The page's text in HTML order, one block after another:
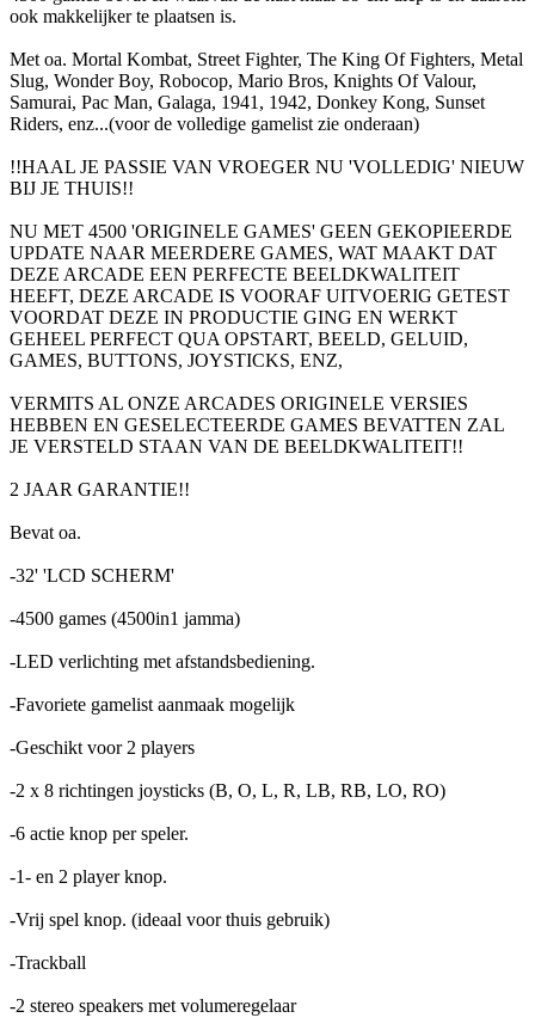
ook makkelijker te plaatsen is.
Met oa. Mortal Kombat, Street Fighter, The King Of Fighters, Metal
Slug, Wonder Boy, Robocop, Mario Bros, Knights Of Valour,
Samurai, Pac Man, Galaga, 1941, 1942, Donkey Kong, Sunset
Riders, enz...(voor de volledige gamelist zie onderaan)
!!HAAL JE PASSIE VAN VROEGER NU 'VOLLEDIG' NIEUW
BIJ JE THUIS!!
NU MET 4500 'ORIGINELE GAMES' GEEN GEKOPIEERDE
UPDATE NAAR MEERDERE GAMES, WAT MAAKT DAT
DEZE ARCADE EEN PERFECTE BEELDKWALITEIT
HEEFT, DEZE ARCADE IS VOORAF UITVOERIG GETEST
VOORDAT DEZE IN PRODUCTIE GING EN WERKT
GEHEEL PERFECT QUA OPSTART, BEELD, GELUID,
GAMES, BUTTONS, JOYSTICKS, ENZ,
VERMITS AL ONZE ARCADES ORIGINELE VERSIES
HEBBEN EN GESELECTEERDE GAMES BEVATTEN ZAL
JE VERSTELD STAAN VAN DE BEELDKWALITEIT!!
2 JAAR GARANTIE!!
Bevat oa.
-32' 'LCD SCHERM'
-4500 games (4500in1 jamma)
-LED verlichting met afstandsbediening.
-Favoriete gamelist aanmaak mogelijk
-Geschikt voor 2 players
-2 x 8 richtingen joysticks (B, O, L, R, LB, RB, LO, RO)
-6 actie knop per speler.
-1- en 2 player knop.
-Vrij spel knop. (ideaal voor thuis gebruik)
-Trackball
-2 stereo speakers met volumeregelaar